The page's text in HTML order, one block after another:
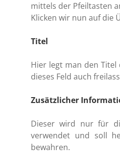
mittels der Pfeiltasten
Klicken wir nun auf die
Titel
Hier legt man den Titel
dieses Feld auch
Zusätzlicher
Dieser wird nur für
verwendet und soll
bewahren.